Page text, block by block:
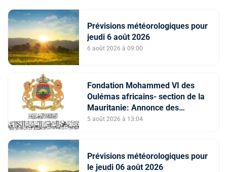
Prévisions météorologiques pour
jeudi 6 août 2026
6 août 2026 à 09:00
Fondation Mohammed VI des
Oulémas africains- section de la
Mauritanie: Annonce des
qualifiés au concours des
5 août 2026 à 13:04
Prévisions météorologiques pour
le jeudi 06 août 2026